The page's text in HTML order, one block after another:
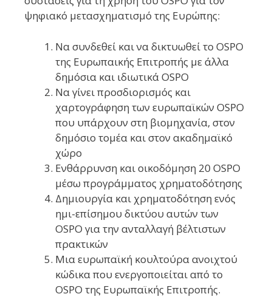
ψηφιακό μετασχηματισμό της Ευρώπης:
Να συνδεθεί και να δικτυωθεί το OSPO
της Ευρωπαικής Επιτροπής με άλλα
δημόσια και ιδιωτικά OSPO
Να γίνει προσδιορισμός και
χαρτογράφηση των ευρωπαϊκών OSPO
που υπάρχουν στη βιομηχανία, στον
δημόσιο τομέα και στον ακαδημαϊκό
χώρο
Ενθάρρυνση και οικοδόμηση 20 OSPO
μέσω προγράμματος χρηματοδότησης
Δημιουργία και χρηματοδότηση ενός
ημι-επίσημου δικτύου αυτών των
OSPO για την ανταλλαγή βέλτιστων
πρακτικών
Μια ευρωπαϊκή κουλτούρα ανοιχτού
κώδικα που ενεργοποιείται από το
OSPO της Ευρωπαϊκής Επιτροπής.